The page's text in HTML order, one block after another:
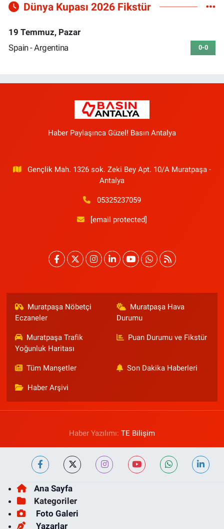
Dünya Kupası 2026 Fikstür
19 Temmuz, Pazar
Spain - Argentina
0-0
Haber Paylaşınca Güzel! Basın Antalya
Gençlik Mah. 1326 sok. Zeki Bey Apt. 10/A Muratpaşa -
Antalya
05325237059
[email protected]
Muratpaşa Nöbetçi
Eczaneler
Muratpaşa Hava
Durumu
Muratpaşa Trafik
Yoğunluk Haritası
Puan Durumu ve Fikstür
Tüm Manşetler Son Dakika Haberleri
Haber Arşivi
Haber Yazılımı: TE Bilişim
Ana Sayfa
Kategoriler
Foto Galeri
Yazarlar